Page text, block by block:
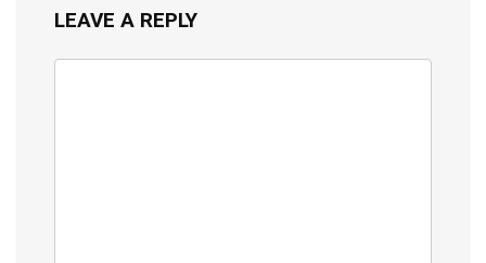
LEAVE A REPLY